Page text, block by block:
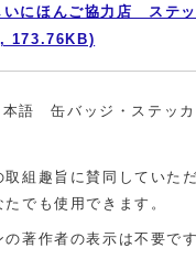
いにほんご協力店 ステ
173.76KB)
本語 缶バッジ・ステッ
取組趣旨に賛同していた
でも使用できます。
の著作者の表示は不要です